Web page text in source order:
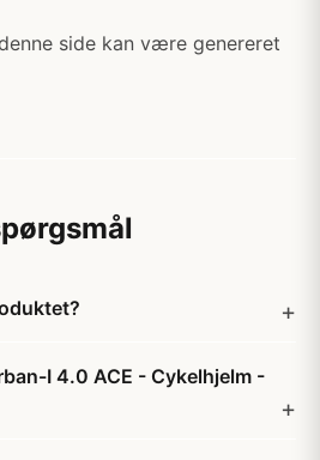
side kan være genereret
I 4.0 ACE - Cykelhjelm -